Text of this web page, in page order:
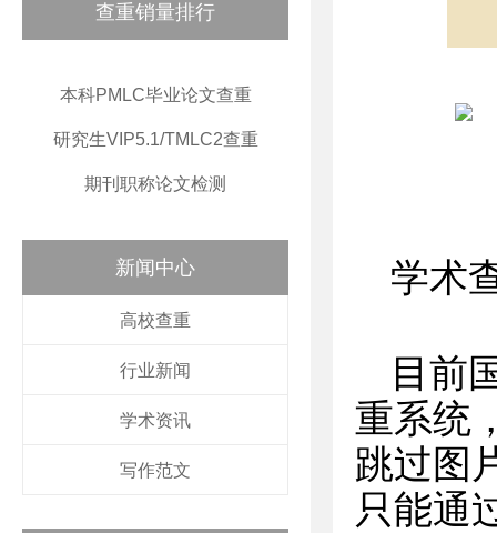
查重销量排行
本科PMLC毕业论文查重
研究生VIP5.1/TMLC2查重
期刊职称论文检测
新闻中心
高校查重
行业新闻
学术资讯
写作范文
学术
目前
重系统
跳过图
只能通